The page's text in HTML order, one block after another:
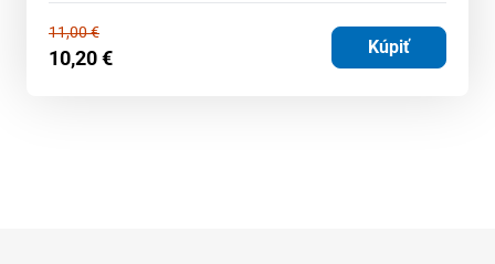
11,00€
10,20€ Kúpiť